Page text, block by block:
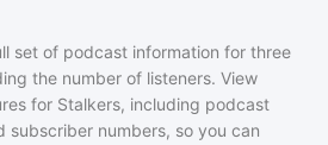
set of podcast information for three
the number of listeners. View
for Stalkers, including podcast
subscriber numbers, so you can